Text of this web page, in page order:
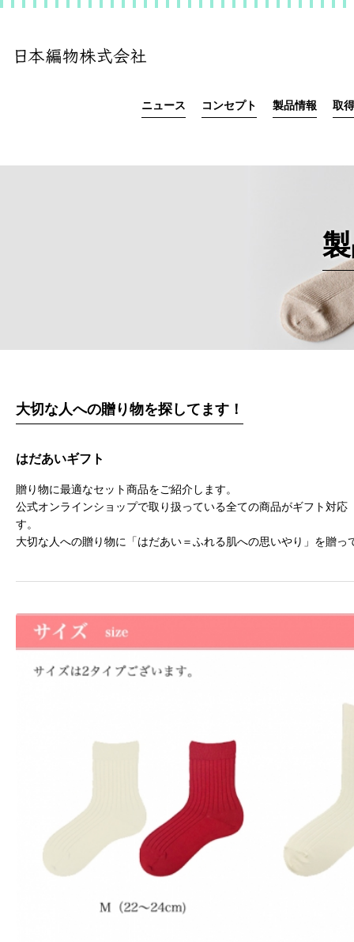
ニュース コンセプト 製品情報 取
大切な人への贈り物を探してます！
はだあいギフト
贈り物に最適なセット商品をご紹介します。
公式オンラインショップで取り扱っている全ての商品がギフト対
す。
大切な人への贈り物に「はだあい＝ふれる肌への思いやり」を贈っ